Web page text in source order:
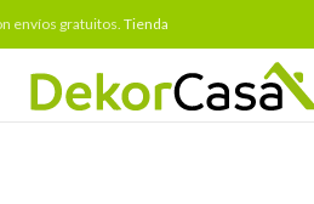
envíos gratuitos. Tienda